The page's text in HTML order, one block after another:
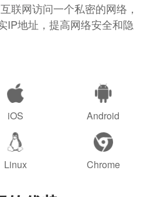
联网访问一个私密的网络，
IP地址，提高网络安全和隐
iOS Android
Linux Chrome